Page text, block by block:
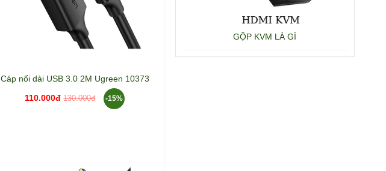
Cáp nối dài USB 3.0 2M Ugreen 10373
110.000đ 130.000đ -15%
GỘP KVM LÀ GÌ